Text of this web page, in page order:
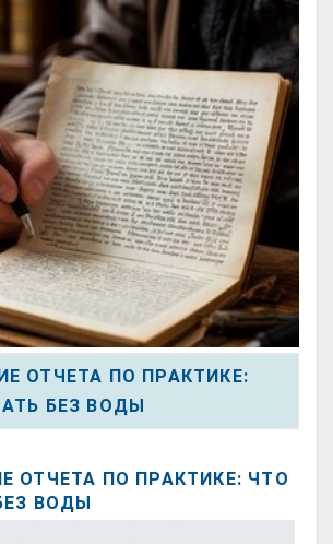
ОТЧЕТА ПО ПРАКТИКЕ:
БЕЗ ВОДЫ
ОТЧЕТА ПО ПРАКТИКЕ: ЧТО
ВОДЫ